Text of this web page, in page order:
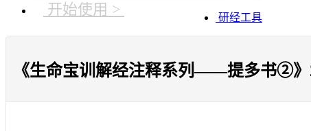
开始使用 > 研经工具
《生命宝训解经注释系列——提多书②》